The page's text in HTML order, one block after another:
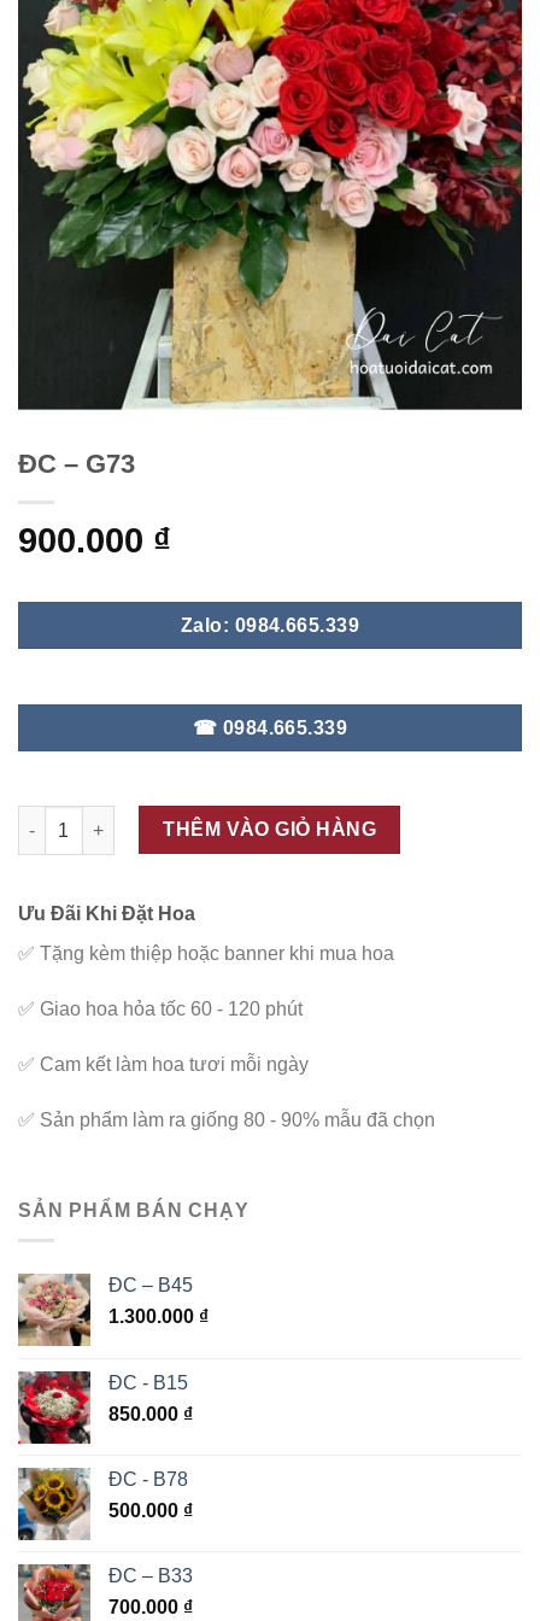
ĐC – G73
900.000 ₫
Zalo: 0984.665.339
☎ 0984.665.339
ĐC - G73 số lượng
THÊM VÀO GIỎ HÀNG
Ưu Đãi Khi Đặt Hoa
✅ Tặng kèm thiệp hoặc banner khi mua hoa
✅ Giao hoa hỏa tốc 60 - 120 phút
✅ Cam kết làm hoa tươi mỗi ngày
✅ Sản phẩm làm ra giống 80 - 90% mẫu đã chọn
SẢN PHẨM BÁN CHẠY
ĐC – B45
1.300.000 ₫
ĐC - B15
850.000 ₫
ĐC - B78
500.000 ₫
ĐC – B33
700.000 ₫